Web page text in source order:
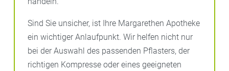
Sind Sie unsicher, ist Ihre Margarethen Apotheke
ein wichtiger Anlaufpunkt. Wir helfen nicht nur
bei der Auswahl des passenden Pflasters, der
richtigen Kompresse oder eines geeigneten